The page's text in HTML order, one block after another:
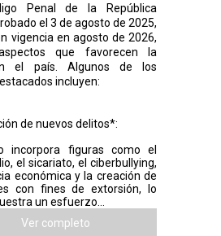
Penal de la República
el 3 de agosto de 2025,
vigencia en agosto de 2026,
que favorecen la
el país. Algunos de los
incluyen:
de nuevos delitos*:
incorpora figuras como el
el sicariato, el ciberbullying,
económica y la creación de
con fines de extorsión, lo
un esfuerzo...
Ver completo